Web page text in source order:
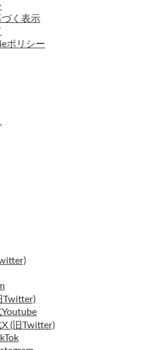
く表示
ポリシー
Twitter)
(旧Twitter)